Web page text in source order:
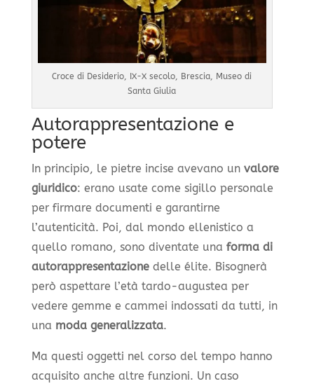
Croce di Desiderio, IX-X secolo, Brescia, Museo di
Santa Giulia
Autorappresentazione e
potere
In principio, le pietre incise avevano un valore
giuridico: erano usate come sigillo personale
per firmare documenti e garantirne
l’autenticità. Poi, dal mondo ellenistico a
quello romano, sono diventate una forma di
autorappresentazionedelle élite. Bisognerà
però aspettare l’età tardo-augustea per
vedere gemme e cammei indossati da tutti, in
una moda generalizzata.
Ma questi oggetti nel corso del tempo hanno
acquisito anche altre funzioni. Un caso